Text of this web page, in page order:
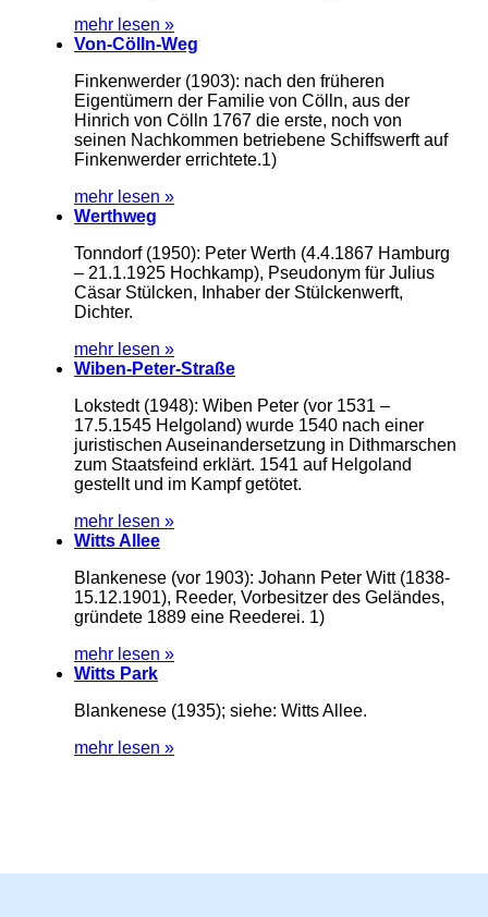
mehr lesen »
Von-Cölln-Weg
Finkenwerder (1903): nach den früheren
Eigentümern der Familie von Cölln, aus der
Hinrich von Cölln 1767 die erste, noch von
seinen Nachkommen betriebene Schiffswerft auf
Finkenwerder errichtete.1)
mehr lesen »
Werthweg
Tonndorf (1950): Peter Werth (4.4.1867 Hamburg
– 21.1.1925 Hochkamp), Pseudonym für Julius
Cäsar Stülcken, Inhaber der Stülckenwerft,
Dichter.
mehr lesen »
Wiben-Peter-Straße
Lokstedt (1948): Wiben Peter (vor 1531 –
17.5.1545 Helgoland) wurde 1540 nach einer
juristischen Auseinandersetzung in Dithmarschen
zum Staatsfeind erklärt. 1541 auf Helgoland
gestellt und im Kampf getötet.
mehr lesen »
Witts Allee
Blankenese (vor 1903): Johann Peter Witt (1838-
15.12.1901), Reeder, Vorbesitzer des Geländes,
gründete 1889 eine Reederei. 1)
mehr lesen »
Witts Park
Blankenese (1935); siehe: Witts Allee.
mehr lesen »